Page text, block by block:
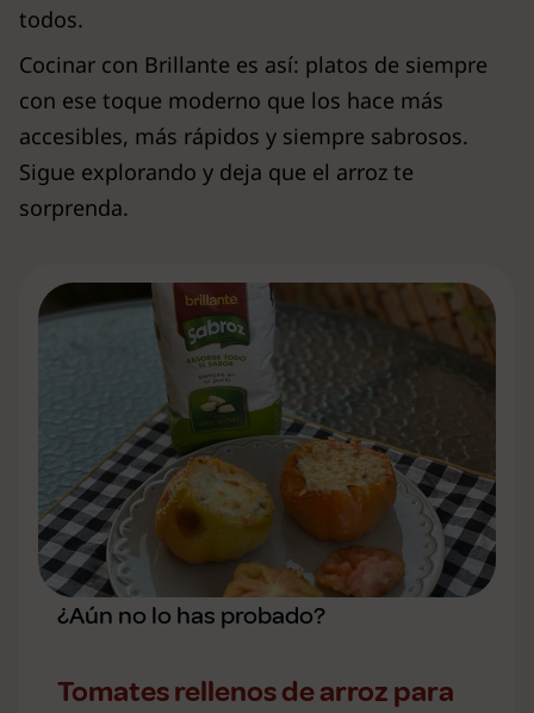
todos.
Cocinar con Brillante es así: platos de siempre
con ese toque moderno que los hace más
accesibles, más rápidos y siempre sabrosos.
Sigue explorando y deja que el arroz te
sorprenda.
¿Aún no lo has probado?
Tomates rellenos de arroz para